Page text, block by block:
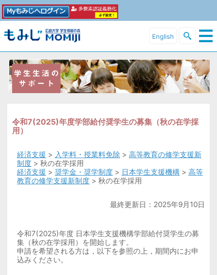
English
令和7(2025)年度学部給付奨学生の募集（秋の在学採
用）
経済支援 > 入学料・授業料免除 > 高等教育の修学支援新
制度 > 秋の在学採用
経済支援 > 奨学金・奨学制度 > 日本学生支援機構 > 高等
教育の修学支援新制度 > 秋の在学採用
最終更新日：2025年9月10日
令和7(2025)年度 日本学生支援機構学部給付奨学生の募
集（秋の在学採用）を開始します。
申請を希望される方は，以下を参照の上，期間内にお申
込みください。